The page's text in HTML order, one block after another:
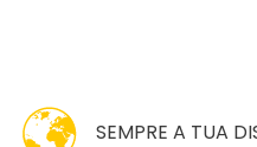
SEMPRE A TUA